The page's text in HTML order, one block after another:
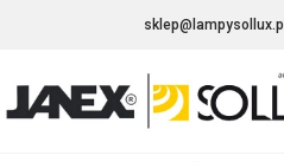
sklep@lampysollux.pl